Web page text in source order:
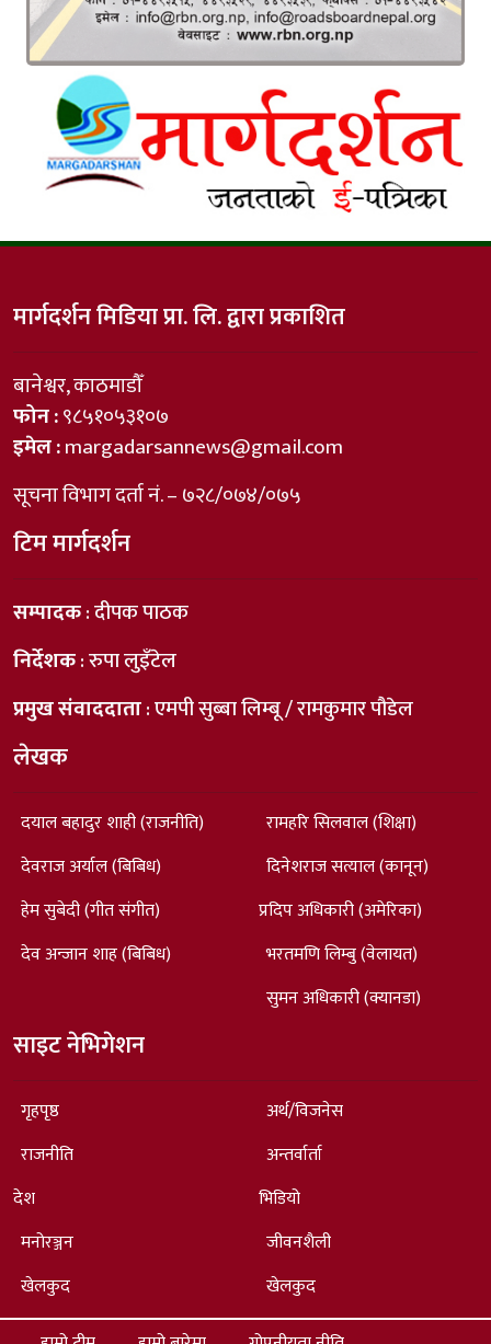
मार्गदर्शन मिडिया प्रा. लि. द्वारा प्रकाशित
बानेश्वर, काठमाडौँ
फोन :९८५१०५३१०७
इमेल :margadarsannews@gmail.com
सूचना विभाग दर्ता नं. – ७२८/०७४/०७५
टिम मार्गदर्शन
सम्पादक: दीपक पाठक
निर्देशक: रुपा लुइँटेल
प्रमुख संवाददाता: एमपी सुब्बा लिम्बू / रामकुमार पौडेल
लेखक
दयाल बहादुर शाही (राजनीति)
देवराज अर्याल (बिबिध)
हेम सुबेदी (गीत संगीत)
देव अन्जान शाह (बिबिध)
रामहरि सिलवाल (शिक्षा)
दिनेशराज सत्याल (कानून)
प्रदिप अधिकारी (अमेरिका)
भरतमणि लिम्बु (वेलायत)
सुमन अधिकारी (क्यानडा)
साइट नेभिगेशन
गृहपृष्ठ
राजनीति
देश
मनोरञ्जन
खेलकुद
अर्थ/विजनेस
अन्तर्वार्ता
भिडियो
जीवनशैली
खेलकुद